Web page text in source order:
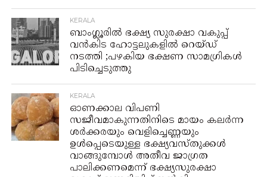
KERALA
ബാംഗ്ലൂരിൽ ഭക്ഷ്യ സുരക്ഷാ വകുപ്പ്
വൻകിട ഹോട്ടലുകളിൽ റെയ്‌ഡ്‌
നടത്തി ;പഴകിയ ഭക്ഷണ സാമഗ്രികൾ
പിടിച്ചെടുത്തു
KERALA
ഓണക്കാല വിപണി
സജീവമാകുന്നതിനിടെ മായം കലർന്ന
ശർക്കരയും വെളിച്ചെണ്ണയും
ഉൾപ്പെടെയുള്ള ഭക്ഷ്യവസ്തുക്കൾ
വാങ്ങുമ്പോൾ അതീവ ജാഗ്രത
പാലിക്കണമെന്ന് ഭക്ഷ്യസുരക്ഷാ